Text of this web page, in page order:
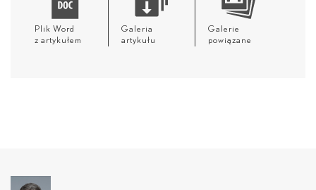
Plik Word
z artykułem
Galeria
artykułu
Galerie
powiązane